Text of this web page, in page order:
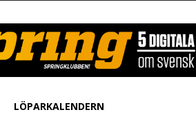
LÖPARKALENDERN